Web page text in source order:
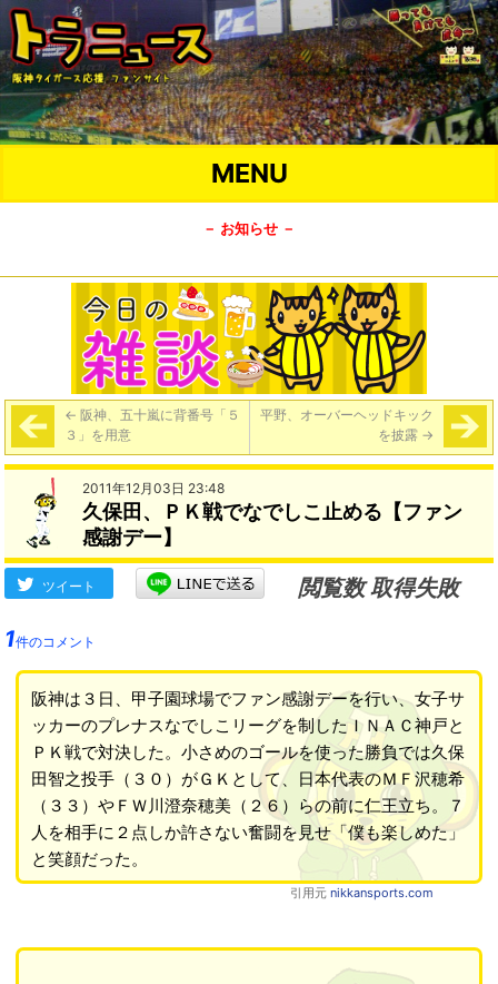
MENU
－ お知らせ －
← 阪神、五十嵐に背番号「５
３」を用意
平野、オーバーヘッドキック
を披露 →
2011年12月03日 23:48
久保田、ＰＫ戦でなでしこ止める【ファン
感謝デー】
ツイート
閲覧数 取得失敗
1件のコメント
阪神は３日、甲子園球場でファン感謝デーを行い、女子サ
ッカーのプレナスなでしこリーグを制したＩＮＡＣ神戸と
ＰＫ戦で対決した。小さめのゴールを使った勝負では久保
田智之投手（３０）がＧＫとして、日本代表のＭＦ沢穂希
（３３）やＦＷ川澄奈穂美（２６）らの前に仁王立ち。７
人を相手に２点しか許さない奮闘を見せ「僕も楽しめた」
と笑顔だった。
引用元 nikkansports.com